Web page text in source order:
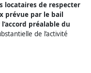
locataires de respecter
prévue par le bail
préalable du
de l’activité